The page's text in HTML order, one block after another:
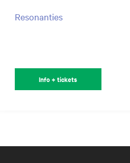
Resonanties
Info + tickets